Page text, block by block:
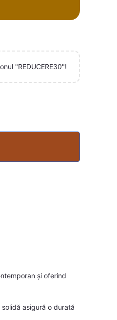
"REDUCERE30"!
și oferind
asigură o durată